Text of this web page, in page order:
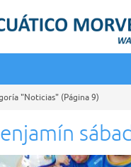
"Noticias" (Página 9)